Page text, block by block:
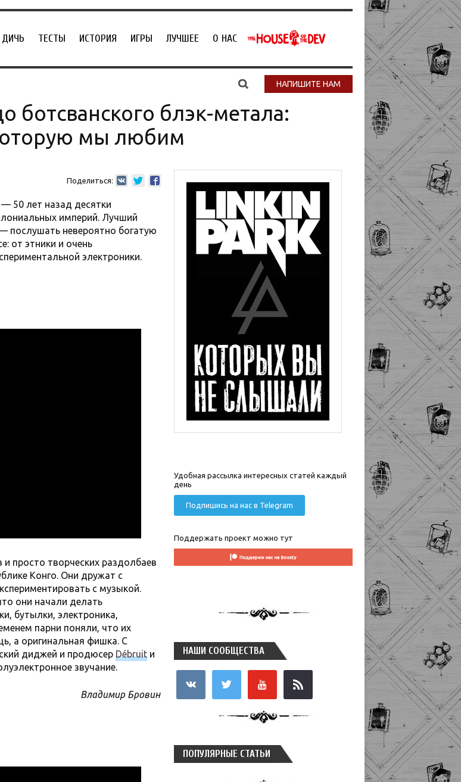
ДИЧЬ ТЕСТЫ ИСТОРИЯ ИГРЫ ЛУЧШЕЕ О НАС
НАПИШИТЕ НАМ
ботсванского блэк-метала:
мы любим
Поделиться:
50 лет назад десятки
империй. Лучший
послушать невероятно богатую
от этники и очень
электроники.
просто творческих раздолбаев
Конго. Они дружат с
с музыкой.
они начали делать
бутылки, электроника,
парни поняли, что их
а оригинальная фишка. С
диджей и продюсер Débruit и
звучание.
Владимир Бровин
Удобная рассылка интересных статей каждый
день
Подпишись на нас в Telegram
Поддержать проект можно тут
НАШИ СООБЩЕСТВА
ПОПУЛЯРНЫЕ СТАТЬИ